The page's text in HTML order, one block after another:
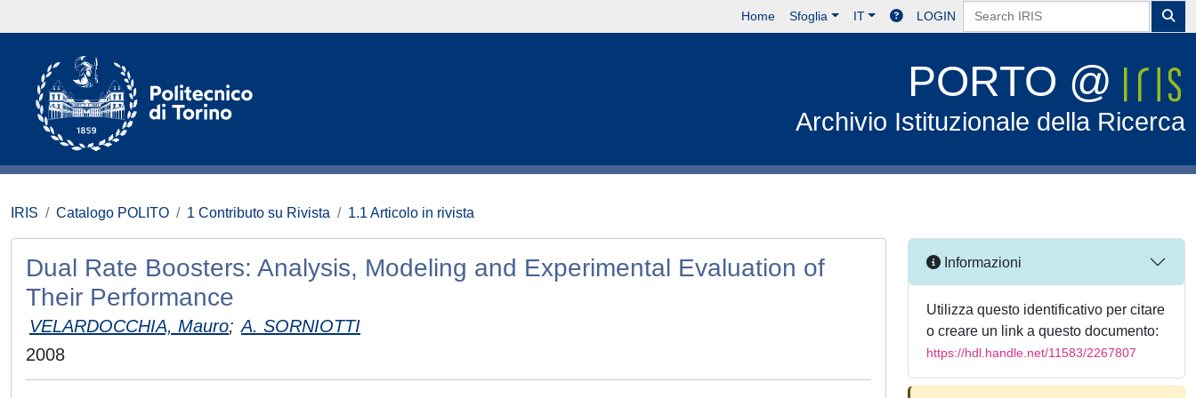
Home Sfoglia IT LOGIN
PORTO @
Archivio Istituzionale della Ricerca
IRIS Catalogo POLITO 1 Contributo su Rivista 1.1 Articolo in rivista
Dual Rate Boosters: Analysis, Modeling and Experimental Evaluation of
Their Performance
VELARDOCCHIA, Mauro; A. SORNIOTTI
2008
Informazioni
Utilizza questo identificativo per citare
o creare un link a questo documento:
https://hdl.handle.net/11583/2267807